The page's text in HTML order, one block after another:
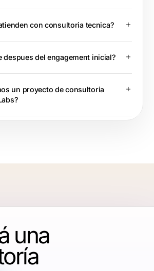
con consultoria tecnica?
despues del engagement inicial?
un proyecto de consultoria
una